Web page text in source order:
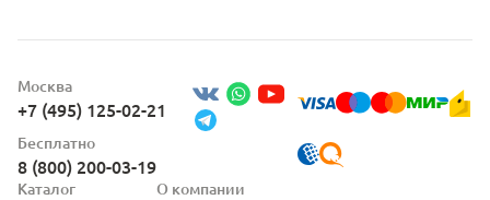
Москва
+7 (495) 125-02-21
Бесплатно
8 (800) 200-03-19
Каталог О компании